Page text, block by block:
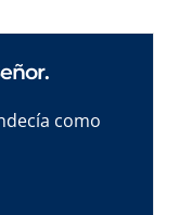
como